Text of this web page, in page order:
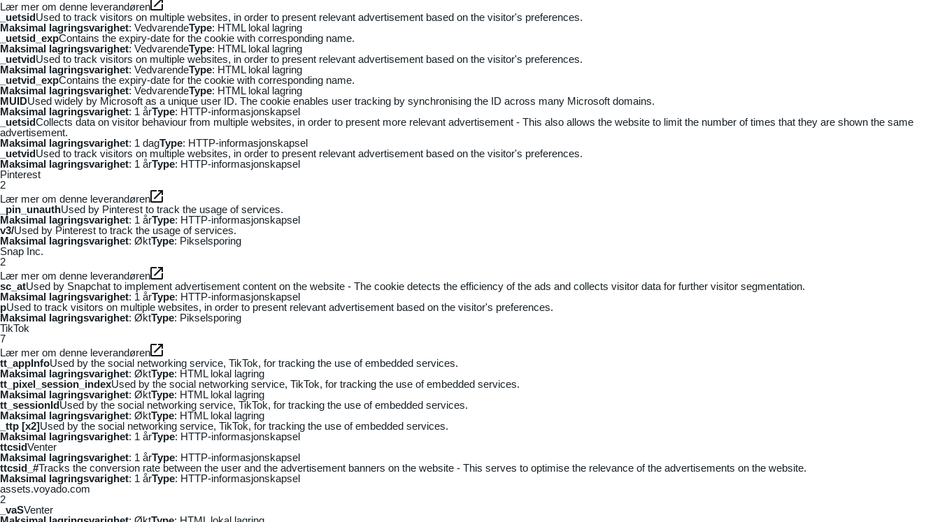
Lær mer om denne leverandøren
_uetsidUsed to track visitors on multiple websites, in order to present relevant advertisement based on the visitor's preferences.
Maksimal lagringsvarighet: VedvarendeType: HTML lokal lagring
_uetsid_expContains the expiry-date for the cookie with corresponding name.
Maksimal lagringsvarighet: VedvarendeType: HTML lokal lagring
_uetvidUsed to track visitors on multiple websites, in order to present relevant advertisement based on the visitor's preferences.
Maksimal lagringsvarighet: VedvarendeType: HTML lokal lagring
_uetvid_expContains the expiry-date for the cookie with corresponding name.
Maksimal lagringsvarighet: VedvarendeType: HTML lokal lagring
MUIDUsed widely by Microsoft as a unique user ID. The cookie enables user tracking by synchronising the ID across many Microsoft domains.
Maksimal lagringsvarighet: 1 årType: HTTP-informasjonskapsel
_uetsidCollects data on visitor behaviour from multiple websites, in order to present more relevant advertisement - This also allows the website to limit the number of times that they are shown the same
advertisement.
Maksimal lagringsvarighet: 1 dagType: HTTP-informasjonskapsel
_uetvidUsed to track visitors on multiple websites, in order to present relevant advertisement based on the visitor's preferences.
Maksimal lagringsvarighet: 1 årType: HTTP-informasjonskapsel
Pinterest
2
Lær mer om denne leverandøren
_pin_unauthUsed by Pinterest to track the usage of services.
Maksimal lagringsvarighet: 1 årType: HTTP-informasjonskapsel
v3/Used by Pinterest to track the usage of services.
Maksimal lagringsvarighet: ØktType: Pikselsporing
Snap Inc.
2
Lær mer om denne leverandøren
sc_atUsed by Snapchat to implement advertisement content on the website - The cookie detects the efficiency of the ads and collects visitor data for further visitor segmentation.
Maksimal lagringsvarighet: 1 årType: HTTP-informasjonskapsel
pUsed to track visitors on multiple websites, in order to present relevant advertisement based on the visitor's preferences.
Maksimal lagringsvarighet: ØktType: Pikselsporing
TikTok
7
Lær mer om denne leverandøren
tt_appInfoUsed by the social networking service, TikTok, for tracking the use of embedded services.
Maksimal lagringsvarighet: ØktType: HTML lokal lagring
tt_pixel_session_indexUsed by the social networking service, TikTok, for tracking the use of embedded services.
Maksimal lagringsvarighet: ØktType: HTML lokal lagring
tt_sessionIdUsed by the social networking service, TikTok, for tracking the use of embedded services.
Maksimal lagringsvarighet: ØktType: HTML lokal lagring
_ttp [x2]Used by the social networking service, TikTok, for tracking the use of embedded services.
Maksimal lagringsvarighet: 1 årType: HTTP-informasjonskapsel
ttcsidVenter
Maksimal lagringsvarighet: 1 årType: HTTP-informasjonskapsel
ttcsid_#Tracks the conversion rate between the user and the advertisement banners on the website - This serves to optimise the relevance of the advertisements on the website.
Maksimal lagringsvarighet: 1 årType: HTTP-informasjonskapsel
assets.voyado.com
2
_vaSVenter